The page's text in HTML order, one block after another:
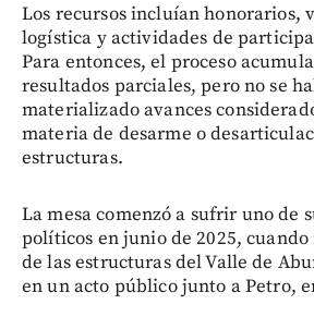
Los recursos incluían honorarios,
logística y actividades de
Para entonces, el proceso
resultados parciales, pero no se
materializado avances
materia de desarme o
estructuras.
La mesa comenzó a sufrir uno de
políticos en junio de 2025,
de las estructuras del Valle de
en un acto público junto a Petro,